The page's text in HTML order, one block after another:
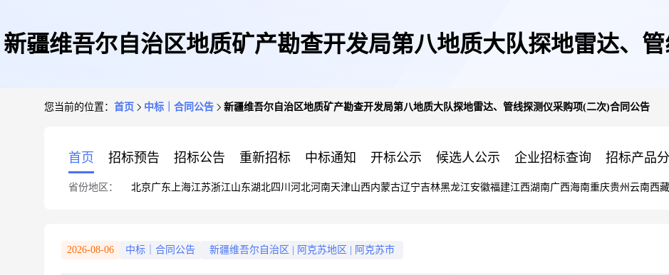
新疆维吾尔自治区地质矿产勘查开发局第八地质大队探地雷达、
您当前的位置： 首页 中标｜合同公告 新疆维吾尔自治区地质矿产勘查开发局第八地质大队探地雷达、管线探测仪采购项(二次)合同公告
首页 招标预告 招标公告 重新招标 中标通知 开标公示 候选人公示 企业招标查询 招标产品
省份地区： 北京广东 上海江苏浙江山东湖北四川 河北河南天津山西内蒙古辽宁吉林黑龙江安徽福建江西湖南广西海南重庆贵州 云南西藏
2026-08-06 中标｜合同公告 新疆维吾尔自治区 阿克苏地区 阿克苏市